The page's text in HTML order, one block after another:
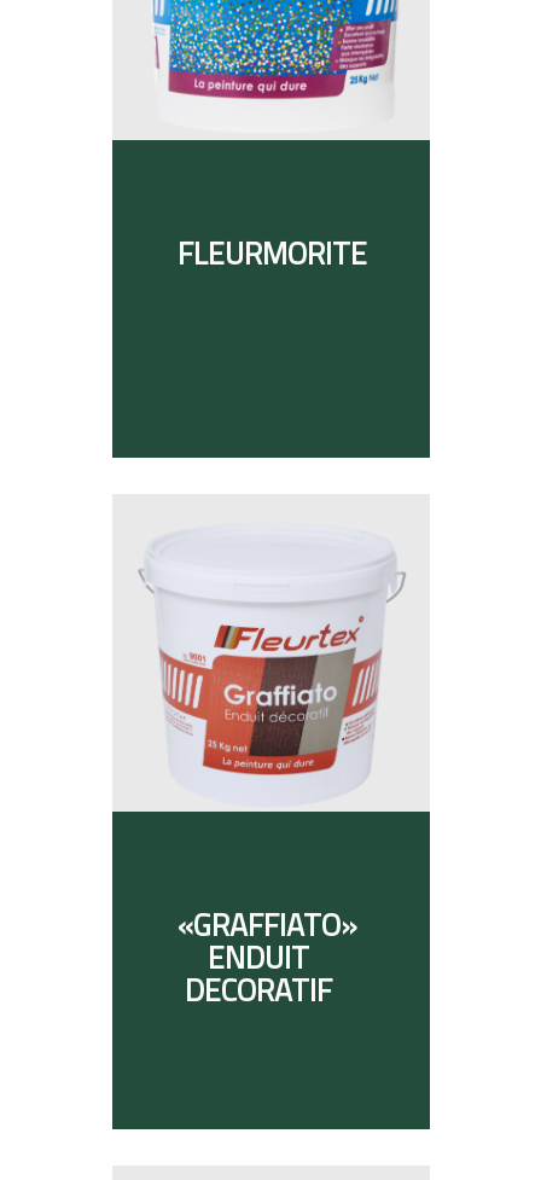
FLEURMORITE
«GRAFFIATO»
ENDUIT
DECORATIF